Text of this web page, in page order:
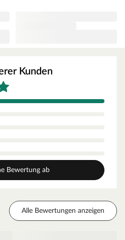
Kunden
Bewertung ab
Alle Bewertungen anzeigen